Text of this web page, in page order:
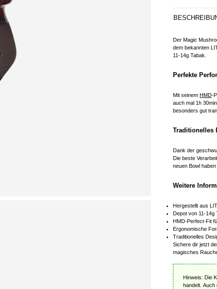
Der Magic
dem bekannten
11-14g Tabak.
Perfekte
Mit seinem HMD-
auch mal 1h
besonders gut
Traditionelles
Dank der
Die beste
neuen Bowl haben
Weitere
Hergestellt aus
Depot von 11-14g
HMD-Perfect-Fit
Ergonomische
Traditionelles
Sichere dir jetzt
magisches
Hinweis: Die
handelt. Auch